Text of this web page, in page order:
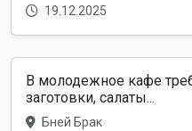
19.12.2025
В молодежное кафе
заготовки, салаты...
Бней Брак